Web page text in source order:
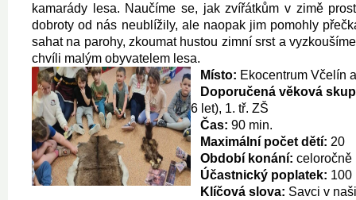
kamarády lesa. Naučíme se, jak zvířátkům v zimě
dobroty od nás neublížily, ale naopak jim pomohly
sahat na parohy, zkoumat hustou zimní srst a
chvíli malým obyvatelem lesa.
Místo: Ekocentrum Včelín
Doporučená věková
6 let), 1. tř. ZŠ
Čas: 90 min.
Maximální počet dětí: 20
Období konání: celoročně
Účastnický poplatek: 100
Klíčová slova: Savci v